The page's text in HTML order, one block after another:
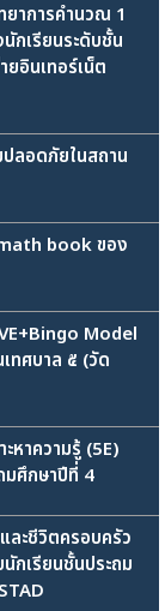
าการคำนวณ 1
กเรียนระดับชั้น
อินเทอร์เน็ต
ลอดภัยในสถาน
book ของ
Model
ทศบาล ๕ (วัด
หาความรู้ (5E)
มศึกษาปีที่ 4
ละชีวิตครอบครัว
กเรียนชั้นประถม